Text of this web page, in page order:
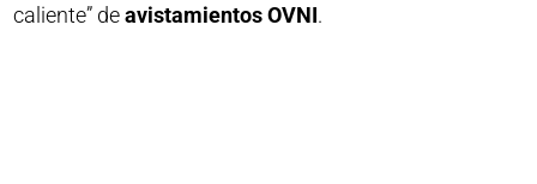
caliente” deavistamientos OVNI.